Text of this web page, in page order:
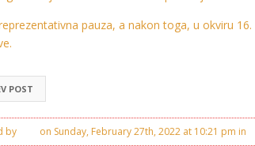
pauza, a nakon toga, u okviru
POST
by on Sunday, February 27th, 2022 at 10:21 pm in